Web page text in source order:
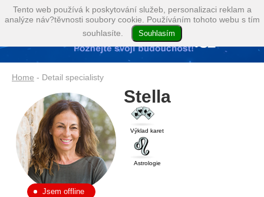
Home - Detail specialisty
Jsem offline
Stella
Výklad karet
Astrologie
Tento web používá k poskytování služeb, personalizaci reklam a
analýze náv?těvnosti soubory cookie. Používáním tohoto webu s tím
souhlasíte.